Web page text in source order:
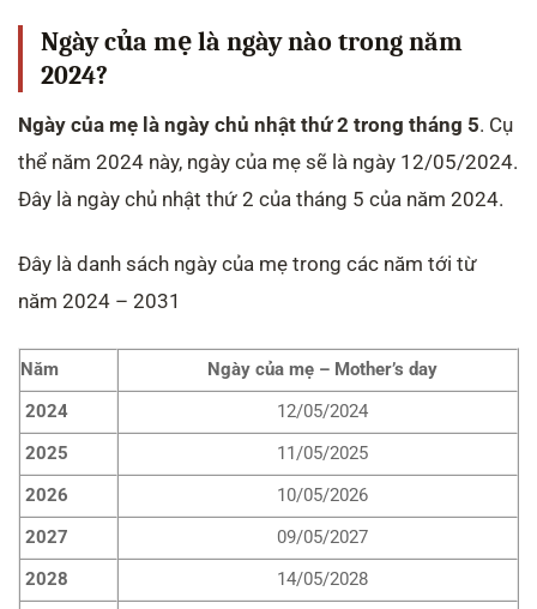
Ngày của mẹ là ngày nào trong năm
2024?
Ngày của mẹ là ngày chủ nhật thứ 2 trong tháng 5. Cụ
thể năm 2024 này, ngày của mẹ sẽ là ngày 12/05/2024.
Đây là ngày chủ nhật thứ 2 của tháng 5 của năm 2024.
Đây là danh sách ngày của mẹ trong các năm tới từ
năm 2024 – 2031
Năm
Ngày của mẹ – Mother’s day
2024
12/05/2024
2025
11/05/2025
2026
10/05/2026
2027
09/05/2027
2028
14/05/2028